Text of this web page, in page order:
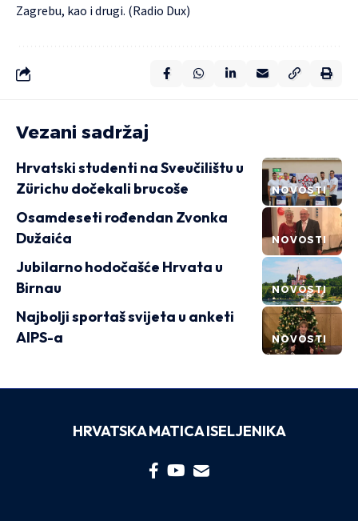
Zagrebu, kao i drugi. (Radio Dux)
Vezani sadržaj
NOVOSTI
Hrvatski studenti na Sveučilištu u
Zürichu dočekali brucoše
NOVOSTI
Osamdeseti rođendan Zvonka
Dužaića
NOVOSTI
Jubilarno hodočašće Hrvata u
Birnau
NOVOSTI
Najbolji sportaš svijeta u anketi
AIPS-a
HRVATSKA MATICA ISELJENIKA